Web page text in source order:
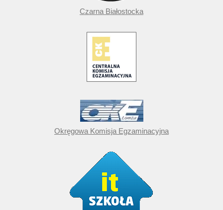
Czarna Białostocka
Okręgowa Komisja Egzaminacyjna